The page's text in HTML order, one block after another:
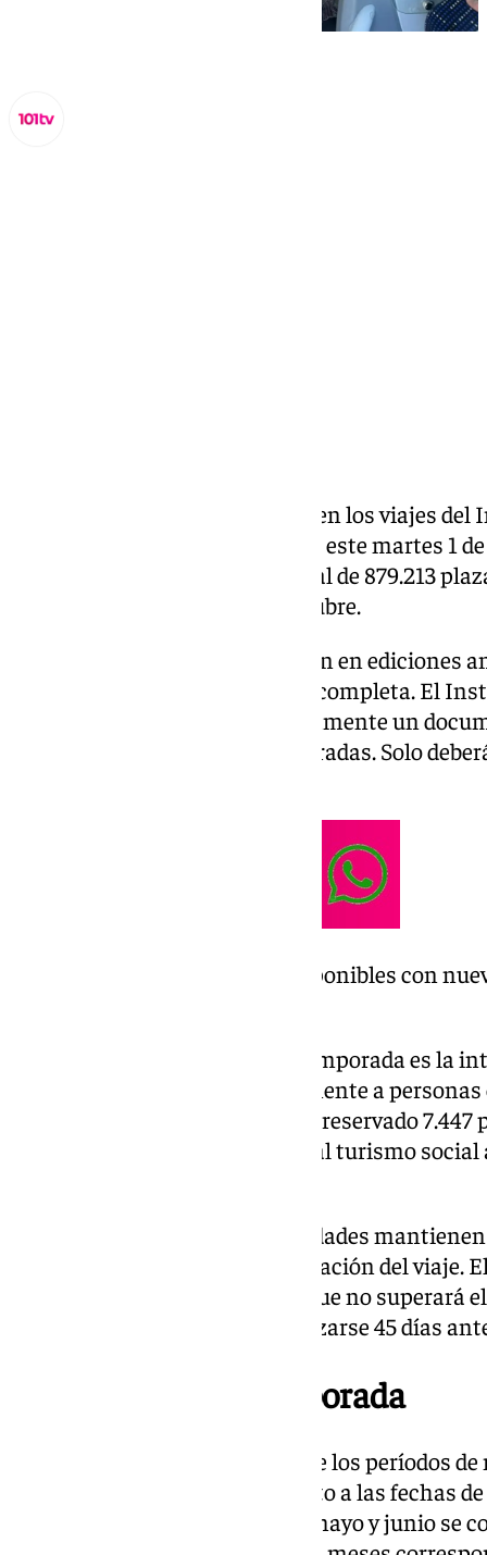
Las solicitudes para participar en los viajes del
2026 pueden presentarse desde este martes 1
julio. El programa oferta un total de 879.213
programado para el mes de octubre.
Los usuarios que ya participaron en ediciones
completar una nueva solicitud completa. El
Sociales les enviará automáticamente un
y preferencias de destino registradas. Solo
Más de 879.000 plazas disponibles con
La principal novedad de esta temporada es la
de 50 euros dirigida específicamente a
esta modalidad especial se han reservado
esfuerzo por facilitar el acceso al turismo
Los precios del resto de modalidades
según el destino elegido y la duración del viaje.
abono de una cantidad inicial que no superará
que el pago completo debe realizarse 45 días
Diferencias por temporada
Los viajes programados durante los períodos
sobrecoste de 100 euros respecto a las fechas
península y Baleares, octubre, mayo y junio se